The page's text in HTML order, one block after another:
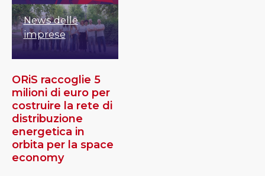
News delle
imprese
ORiS raccoglie 5
milioni di euro per
costruire la rete di
distribuzione
energetica in
orbita per la space
economy